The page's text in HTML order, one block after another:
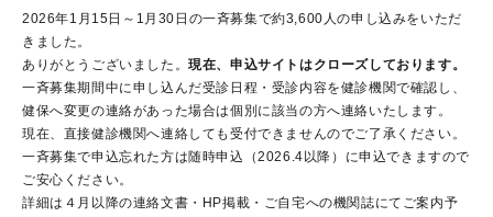
2026年1月15日～1月30日の一斉募集で約3,600人の申し込みをいただ
きました。
ありがとうございました。現在、申込サイトはクローズしております。
一斉募集期間中に申し込んだ受診日程・受診内容を健診機関で確認し、
健保へ変更の連絡があった場合は個別に該当の方へ連絡いたします。
現在、直接健診機関へ連絡しても受付できませんのでご了承ください。
一斉募集で申込忘れた方は随時申込（2026.4以降）に申込できますので
ご安心ください。
詳細は４月以降の連絡文書・HP掲載・ご自宅への機関誌にてご案内予